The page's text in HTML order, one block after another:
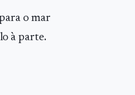
o mar
à parte.